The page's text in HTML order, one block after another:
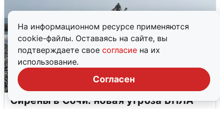
На информационном ресурсе применяются
cookie-файлы. Оставаясь на сайте, вы
подтверждаете свое согласие на их
использование.
Согласен
Сирены в Сочи: новая угроза БПЛА